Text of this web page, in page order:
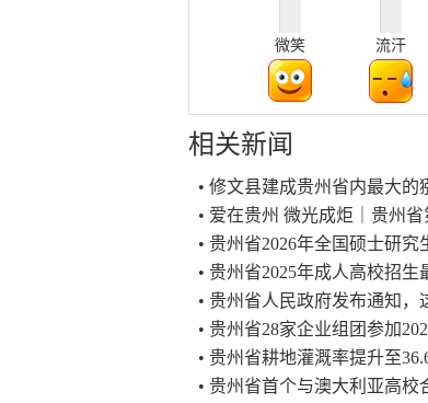
微笑 流汗
相关新闻
• 修文县建成贵州省内最大的
• 爱在贵州 微光成炬｜贵州
• 贵州省2026年全国硕士研
• 贵州省2025年成人高校招
• 贵州省人民政府发布通知
• 贵州省28家企业组团参加
• 贵州省耕地灌溉率提升至
• 贵州省首个与澳大利亚高校